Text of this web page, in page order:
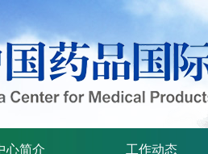
心简介 工作动态